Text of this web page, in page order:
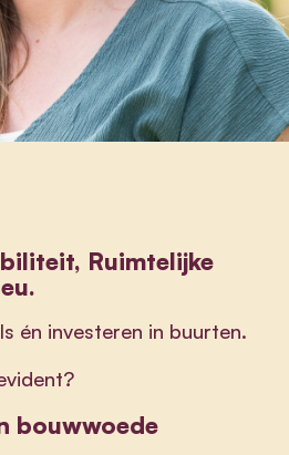
Ruimtelijke
én investeren in buurten.
bouwwoede